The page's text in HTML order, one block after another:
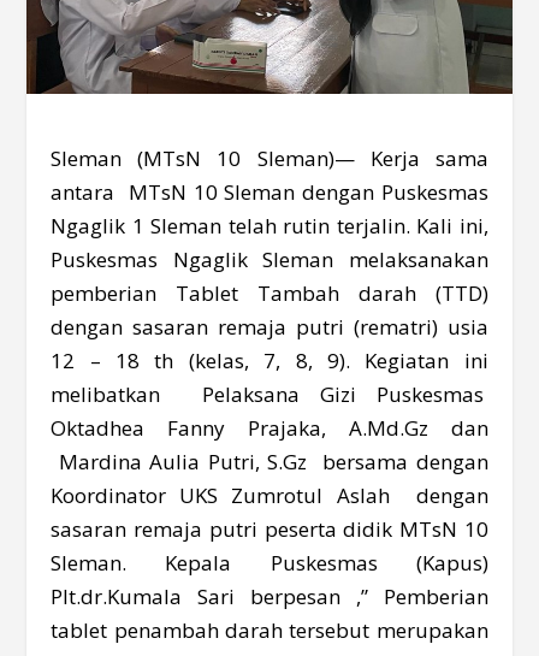
Sleman (MTsN 10 Sleman)— Kerja sama
antara MTsN 10 Sleman dengan Puskesmas
Ngaglik 1 Sleman telah rutin terjalin. Kali ini,
Puskesmas Ngaglik Sleman melaksanakan
pemberian Tablet Tambah darah (TTD)
dengan sasaran remaja putri (rematri) usia
12 – 18 th (kelas, 7, 8, 9). Kegiatan ini
melibatkan Pelaksana Gizi Puskesmas
Oktadhea Fanny Prajaka, A.Md.Gz dan
Mardina Aulia Putri, S.Gz bersama dengan
Koordinator UKS Zumrotul Aslah dengan
sasaran remaja putri peserta didik MTsN 10
Sleman. Kepala Puskesmas (Kapus)
Plt.dr.Kumala Sari berpesan ,” Pemberian
tablet penambah darah tersebut merupakan